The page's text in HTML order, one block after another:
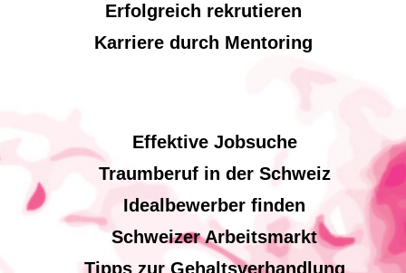
Erfolgreich rekrutieren
Karriere durch Mentoring
Effektive Jobsuche
Traumberuf in der Schweiz
Idealbewerber finden
Schweizer Arbeitsmarkt
Tipps zur Gehaltsverhandlung